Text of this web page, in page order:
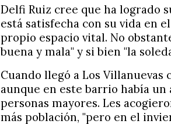
Delfi Ruiz cree que ha logrado
está satisfecha con su vida en
propio espacio vital. No
buena y mala" y si bien "la
Cuando llegó a Los Villanuevas
aunque en este barrio había
personas mayores. Les
más población, "pero en el